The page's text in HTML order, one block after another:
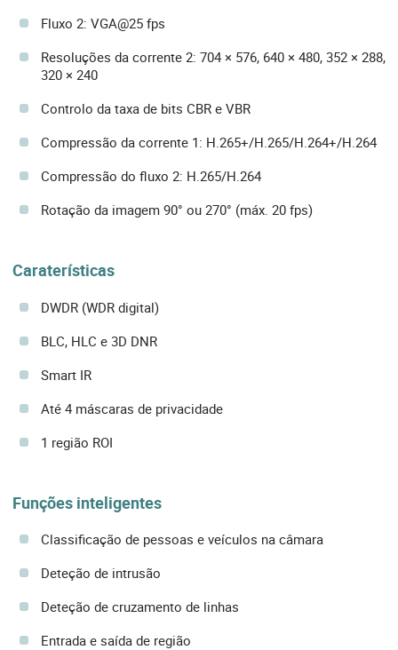
Fluxo 2: VGA@25 fps
Resoluções da corrente 2: 704 × 576, 640 × 480, 352 × 288,
320 × 240
Controlo da taxa de bits CBR e VBR
Compressão da corrente 1: H.265+/H.265/H.264+/H.264
Compressão do fluxo 2: H.265/H.264
Rotação da imagem 90° ou 270° (máx. 20 fps)
Caraterísticas
DWDR (WDR digital)
BLC, HLC e 3D DNR
Smart IR
Até 4 máscaras de privacidade
1 região ROI
Funções inteligentes
Classificação de pessoas e veículos na câmara
Deteção de intrusão
Deteção de cruzamento de linhas
Entrada e saída de região